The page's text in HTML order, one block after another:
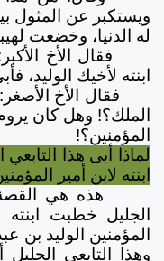
ويستكبر عن المثول
له الدنيا، وخضعت
فقال الأخ
ابنته لأخيك الوليد،
فقال الأخ الأصغر:
الملك؟‍! وهل كان
المؤمنين؟!
لماذا أبى هذا
ابنته لابن أمير
هذه هي القصة،
الجليل خطبت ابنته
المؤمنين الوليد بن
وهذا التابعي